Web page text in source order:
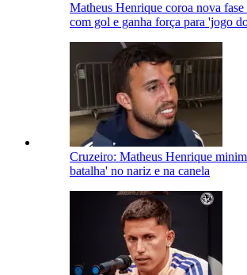
Matheus Henrique coroa nova
com gol e ganha força para 'jogo
Cruzeiro: Matheus Henrique
batalha' no nariz e na canela